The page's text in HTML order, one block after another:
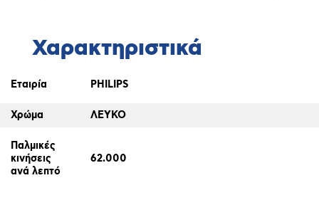
Χαρακτηριστικά
Εταιρία PHILIPS
Χρώμα ΛΕΥΚΟ
Παλμικές
κινήσεις
ανά λεπτό
62.000